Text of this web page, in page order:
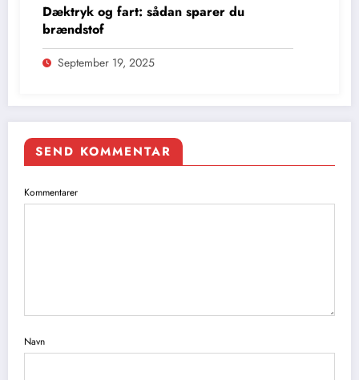
Dæktryk og fart: sådan sparer du
brændstof
September 19, 2025
SEND KOMMENTAR
Kommentarer
Navn